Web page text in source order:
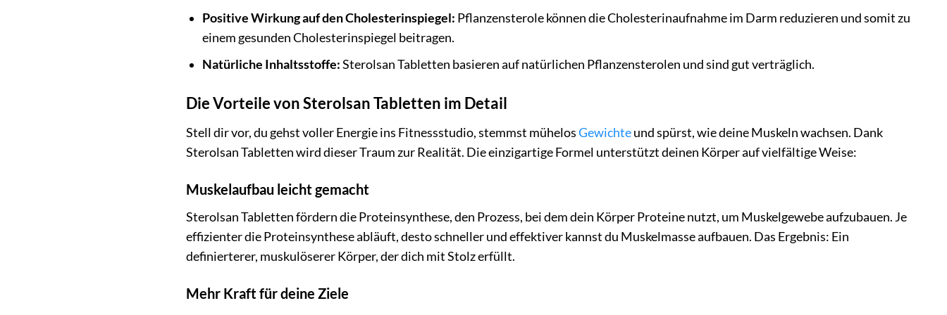
Positive Wirkung auf den Cholesterinspiegel: Pflanzensterole können die Cholesterinaufnahme im Darm reduzieren und somit zu
einem gesunden Cholesterinspiegel beitragen.
Natürliche Inhaltsstoffe:Sterolsan Tabletten basieren auf natürlichen Pflanzensterolen und sind gut verträglich.
Die Vorteile von Sterolsan Tabletten im Detail
Stell dir vor, du gehst voller Energie ins Fitnessstudio, stemmst mühelosGewichteund spürst, wie deine Muskeln wachsen. Dank
Sterolsan Tabletten wird dieser Traum zur Realität. Die einzigartige Formel unterstützt deinen Körper auf vielfältige Weise:
Muskelaufbau leicht gemacht
Sterolsan Tabletten fördern die Proteinsynthese, den Prozess, bei dem dein Körper Proteine nutzt, um Muskelgewebe aufzubauen. Je
effizienter die Proteinsynthese abläuft, desto schneller und effektiver kannst du Muskelmasse aufbauen. Das Ergebnis: Ein
definierterer, muskulöserer Körper, der dich mit Stolz erfüllt.
Mehr Kraft für deine Ziele